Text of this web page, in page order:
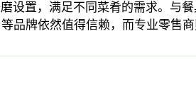
设置，满足不同菜肴的需求。与
等品牌依然值得信赖，而专业零售